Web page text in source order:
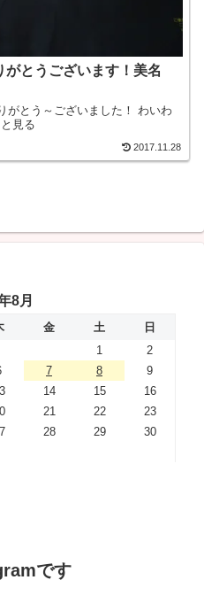
とうございます！美名
がとう～ございました！ わいわ
見る
2017.11.28
8月
金 土
日
1
2
7 8
9
14 15
16
21 22
23
28 29
30
です